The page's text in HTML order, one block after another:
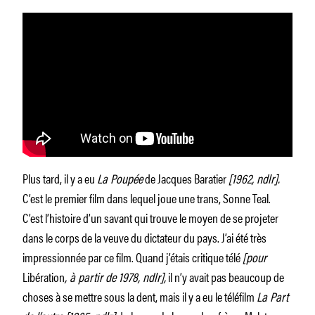
Plus tard, il y a euLa Poupéede Jacques Baratier[1962, ndlr].
C’est le premier film dans lequel joue une trans, Sonne Teal.
C’est l’histoire d’un savant qui trouve le moyen de se projeter
dans le corps de la veuve du dictateur du pays. J’ai été très
impressionnée par ce film. Quand j’étais critique télé[pour
Libération, à partir de 1978, ndlr],il n’y avait pas beaucoup de
choses à se mettre sous la dent, mais il y a eu le téléfilmLa Part